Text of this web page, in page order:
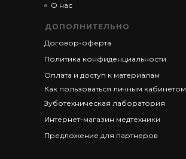
ДОПОЛНИТЕЛЬНО
Договор-оферта
Политика конфиденциальности
Оплата и доступ к материалам
Как пользоваться личным кабинетом
Зуботехническая лаборатория
Интернет-магазин медтехники
Предложение для партнеров
О нас